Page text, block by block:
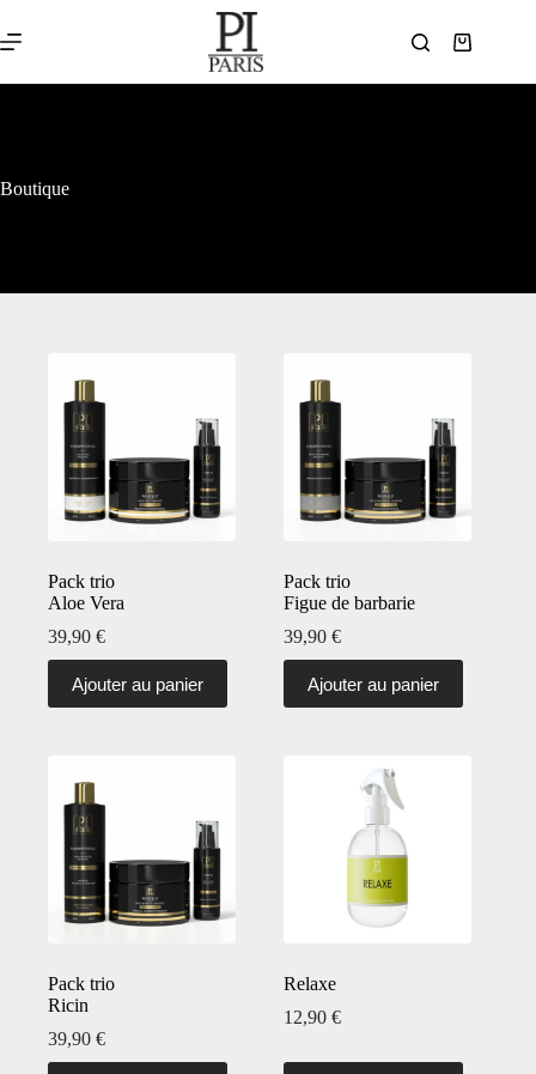
Boutique
Pack trio
Aloe Vera
39,90 €
Ajouter au panier
Pack trio
Figue de barbarie
39,90€
Ajouter au panier
Pack trio
Ricin
39,90 €
Relaxe
12,90€